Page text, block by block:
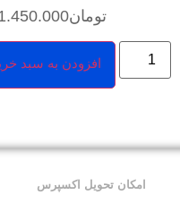
تومان
افزودن به سبد
امکان تحویل اکسپرس